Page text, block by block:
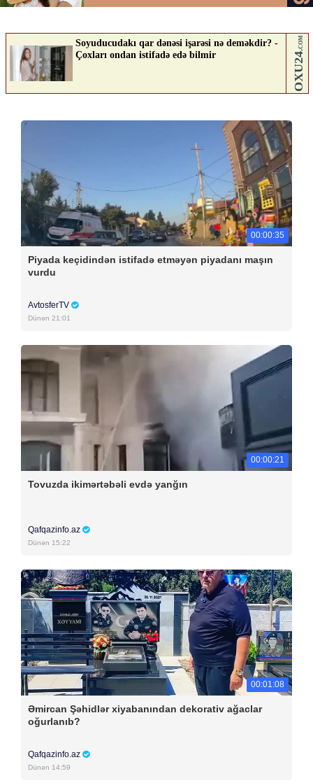
00:00:35
Piyada keçidindən istifadə etməyən piyadanı maşın
vurdu
AvtosferTV
Dünən 21:01
00:00:21
Tovuzda ikimərtəbəli evdə yanğın
Qafqazinfo.az
Dünən 15:22
00:01:08
Əmircan Şəhidlər xiyabanından dekorativ ağaclar
oğurlanıb?
Qafqazinfo.az
Dünən 14:59